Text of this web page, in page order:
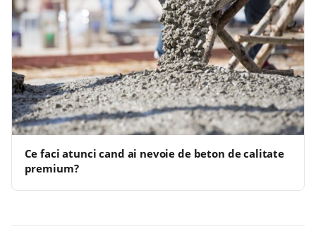
Ce faci atunci cand ai nevoie de beton de calitate
premium?